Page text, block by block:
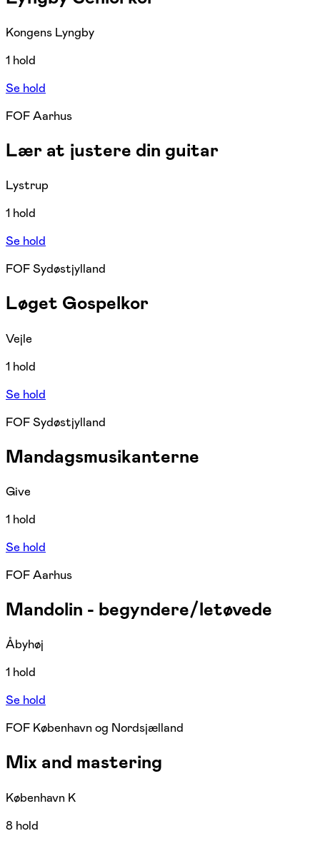
Kongens Lyngby
1 hold
Se hold
FOF Aarhus
Lær at justere din guitar
Lystrup
1 hold
Se hold
FOF Sydøstjylland
Løget Gospelkor
Vejle
1 hold
Se hold
FOF Sydøstjylland
Mandagsmusikanterne
Give
1 hold
Se hold
FOF Aarhus
Mandolin - begyndere/letøvede
Åbyhøj
1 hold
Se hold
FOF København og Nordsjælland
Mix and mastering
København K
8 hold